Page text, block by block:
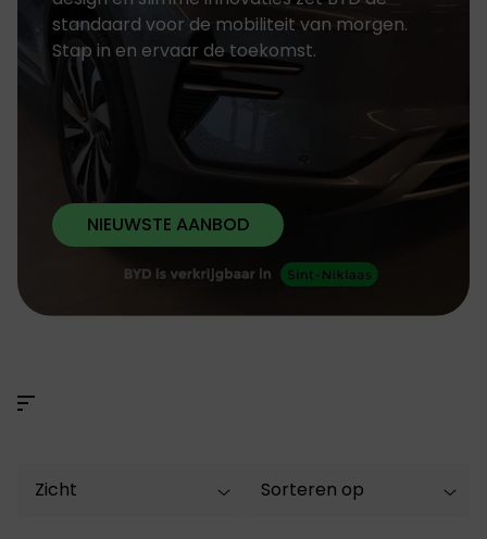
standaard voor de mobiliteit van morgen.
Stap in en ervaar de toekomst.
NIEUWSTE AANBOD